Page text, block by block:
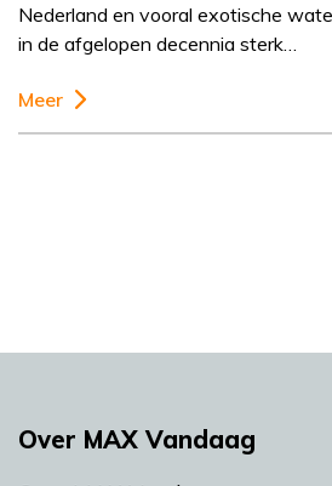
Nederland en vooral exotische
in de afgelopen decennia sterk…
Meer
Over MAX Vandaag